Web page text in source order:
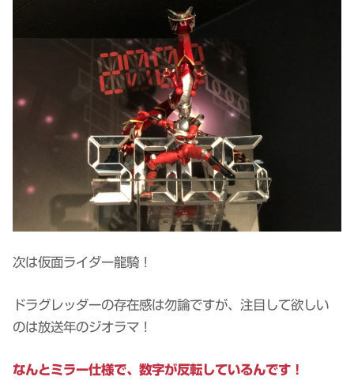
次は仮面ライダー龍騎！
ドラグレッダーの存在感は勿論ですが、注目して欲しい
のは放送年のジオラマ！
なんとミラー仕様で、数字が反転しているんです！